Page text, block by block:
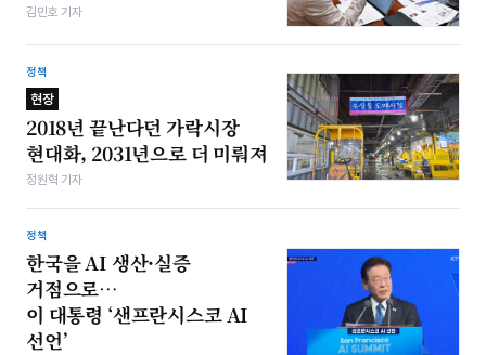
김민호 기자
정책
현장
2018년 끝난다던 가락시장
현대화, 2031년으로 더 미뤄져
정원혁 기자
정책
한국을 AI 생산·실증
거점으로…
이 대통령 ‘샌프란시스코 AI
선언’